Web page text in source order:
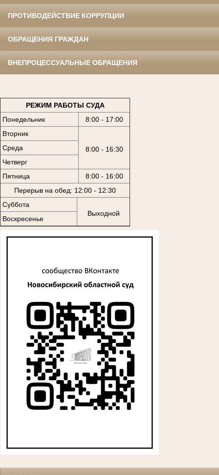
ПРОТИВОДЕЙСТВИЕ КОРРУПЦИИ
ОБРАЩЕНИЯ ГРАЖДАН
ВНЕПРОЦЕССУАЛЬНЫЕ ОБРАЩЕНИЯ
РЕЖИМ РАБОТЫ СУДА
Понедельник
8:00 - 17:00
Вторник
8:00 - 16:30
Среда
Четверг
Пятница
8:00 - 16:00
Перерыв на обед: 12:00 - 12:30
Суббота
Выходной
Воскресенье